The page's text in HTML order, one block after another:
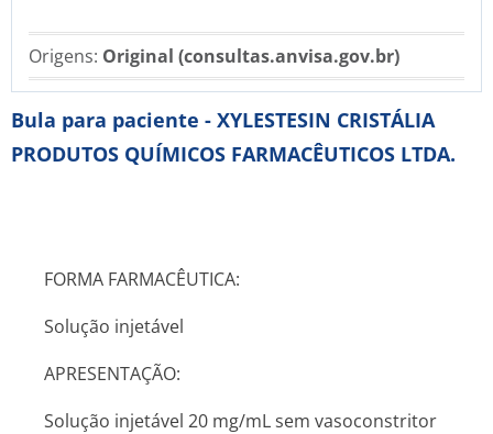
Origens: Original (consultas.anvisa.gov.br)
Bula para paciente - XYLESTESIN CRISTÁLIA
PRODUTOS QUÍMICOS FARMACÊUTICOS LTDA.
FORMA FARMACÊUTICA:
Solução injetável
APRESENTAÇÃO:
Solução injetável 20 mg/mL sem vasoconstritor